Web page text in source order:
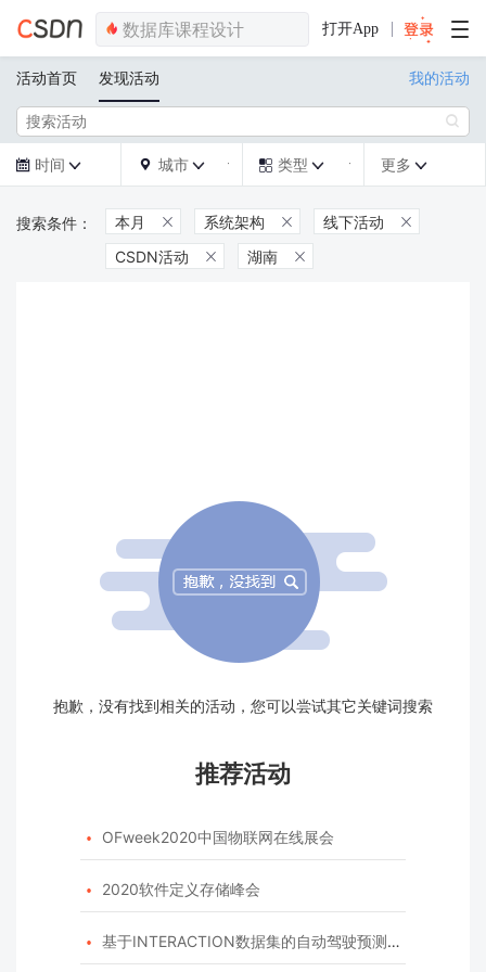
打开App
活动首页 发现活动 我的活动

 时间   城市   类型  更多 
本月  系统架构  线下活动 
CSDN活动  湖南 
抱歉，没有找到相关的活动，您可以尝试其它关键词搜索
推荐活动
 OFweek2020中国物联网在线展会
 2020软件定义存储峰会
 基于INTERACTION数据集的自动驾驶预测模型挑战赛